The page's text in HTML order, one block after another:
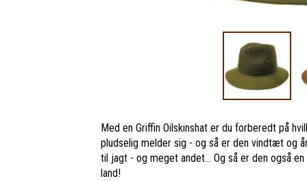
Med en Griffin Oilskinshat er du forberedt på
pludselig melder sig - og så er den vindtæt og
til jagt - og meget andet... Og så er den også
land!